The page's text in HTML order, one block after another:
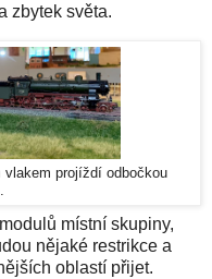
zbytek světa.
projíždí odbočkou
místní skupiny,
nějaké restrikce a
oblastí přijet.